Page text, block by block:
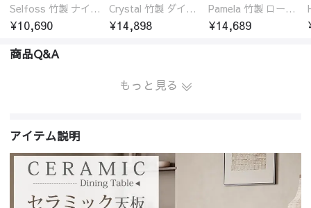
Selfoss 竹製 ナイトテーブル
¥10,690
Crystal 竹製 ダイニングテーブル
¥14,898
Pamela 竹製 ローテーブル 円卓 18サイズ
¥14,689
商品Q&A
もっと見る
アイテム説明